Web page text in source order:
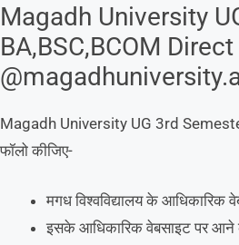
Magadh University
BA,BSC,BCOM
Magadh University UG 3rd
फॉलो कीजिए-
मगध विश्वविद्यालय के आधिकारिक
इसके आधिकारिक वेबसाइट पर आने के